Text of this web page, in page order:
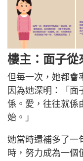
樓主：面子從
但每一次，她都會
因為她深明：「面
係。愛，往往就係
始。」
她當時還補多了一
時，努力成為一個